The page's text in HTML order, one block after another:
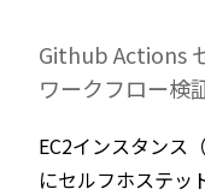
Github Actions
ワークフロー検
EC2インスタンス
にセルフホステッ